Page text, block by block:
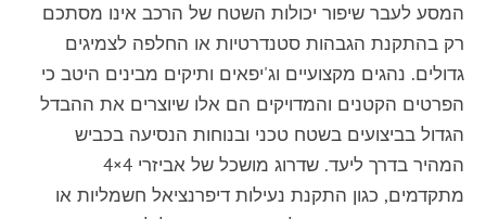
המסע לעבר שיפור יכולות השטח של הרכב אינו מסתכם
רק בהתקנת הגבהות סטנדרטיות או החלפה לצמיגים
גדולים. נהגים מקצועיים וג'יפאים ותיקים מבינים היטב כי
הפרטים הקטנים והמדויקים הם אלו שיוצרים את ההבדל
הגדול בביצועים בשטח טכני ובנוחות הנסיעה בכביש
המהיר בדרך ליעד. שדרוג מושכל של אביזרי 4×4
מתקדמים, כגון התקנת נעילות דיפרנציאל חשמליות או